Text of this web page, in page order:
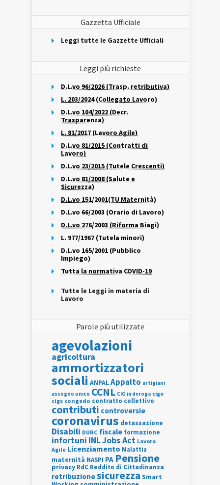
Gazzetta Ufficiale
Leggi tutte le Gazzette Ufficiali
Leggi più richieste
D.L.vo 96/2026 (Trasp. retributiva)
L. 203/2024 (Collegato Lavoro)
D.L.vo 104/2022 (Decr.
Trasparenza)
L. 81/2017 (Lavoro Agile)
D.L.vo 81/2015 (Contratti di
Lavoro)
D.L.vo 23/2015 (Tutele Crescenti)
D.L.vo 81/2008 (Salute e
Sicurezza)
D.L.vo 151/2001(TU Maternità)
D.L.vo 66/2003 (Orario di Lavoro)
D.L.vo 276/2003 (Riforma Biagi)
L. 977/1967 (Tutela minori)
D.L.vo 165/2001 (Pubblico
Impiego)
Tutta la normativa COVID-19
Tutte le Leggi in materia di
Lavoro
Parole più utilizzate
agevolazioni
agricoltura
ammortizzatori
sociali ANPALAppalto artigiani
assegno unico CCNL CIG in deroga cigo
cigs congedo contratto collettivo
contributi controversie
coronavirus detassazione
Disabili DURC fiscale formazione
infortuni INLJobs Act Lavoro
Agile Licenziamento Malattia
maternità NASPI PA Pensione
privacy RdC Reddito di Cittadinanza
retribuzionesicurezza Smart